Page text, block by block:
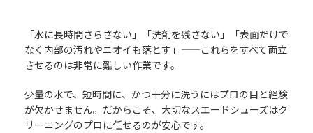
「水に長時間さらさない」「洗剤を残さない」「表面だけで
なく内部の汚れやニオイも落とす」——これらをすべて両立
させるのは非常に難しい作業です。
少量の水で、短時間に、かつ十分に洗うにはプロの目と経験
が欠かせません。だからこそ、大切なスエードシューズはク
リーニングのプロに任せるのが安心です。